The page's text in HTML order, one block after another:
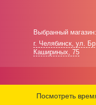
Выбранный магазин:
г. Челябинск, ул.
Кашириных, 75
Посмотреть